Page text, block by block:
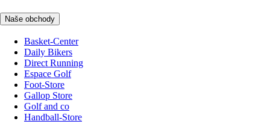
Naše obchody
Basket-Center
Daily Bikers
Direct Running
Espace Golf
Foot-Store
Gallop Store
Golf and co
Handball-Store